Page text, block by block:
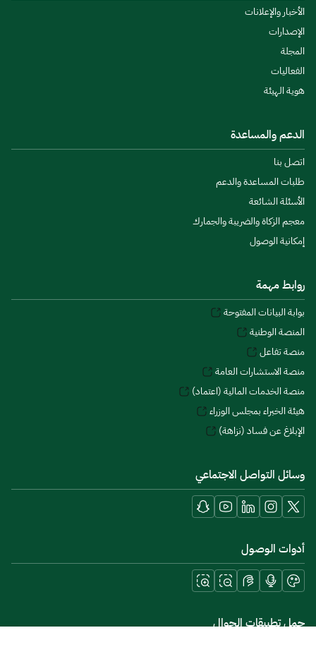
الأخبار والإعلانات
الإصدارات
المجلة
الفعاليات
هوية الهيئة
الدعم والمساعدة
اتصل بنا
طلبات المساعدة والدعم
الأسئلة الشائعة
معجم الزكاة والضريبة والجمارك
إمكانية الوصول
روابط مهمة
بوابة البيانات المفتوحة
المنصة الوطنية
منصة تفاعل
منصة الاستشارات العامة
منصة الخدمات المالية (اعتماد)
هيئة الخبراء بمجلس الوزراء
الإبلاغ عن فساد (نزاهة)
وسائل التواصل الاجتماعي
أدوات الوصول
حمل تطبيقات الجوال